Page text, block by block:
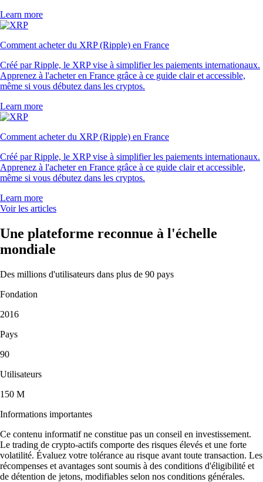
Learn more
Comment acheter du XRP (Ripple) en France
Créé par Ripple, le XRP vise à simplifier les paiements internationaux.
Apprenez à l'acheter en France grâce à ce guide clair et accessible,
même si vous débutez dans les cryptos.
Learn more
Comment acheter du XRP (Ripple) en France
Créé par Ripple, le XRP vise à simplifier les paiements internationaux.
Apprenez à l'acheter en France grâce à ce guide clair et accessible,
même si vous débutez dans les cryptos.
Learn more
Voir les articles
Une plateforme reconnue à l'échelle
mondiale
Des millions d'utilisateurs dans plus de 90 pays
Fondation
2016
Pays
90
Utilisateurs
150 M
Informations importantes
Ce contenu informatif ne constitue pas un conseil en investissement.
Le trading de crypto-actifs comporte des risques élevés et une forte
volatilité. Évaluez votre tolérance au risque avant toute transaction. Les
récompenses et avantages sont soumis à des conditions d'éligibilité et
de détention de jetons, modifiables selon nos conditions générales.